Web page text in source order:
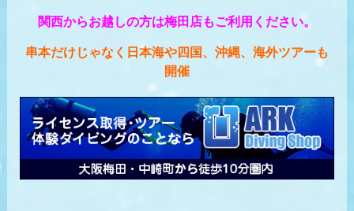
関西からお越しの方は梅田店もご利用ください。
串本だけじゃなく日本海や四国、沖縄、海外ツアーも
開催